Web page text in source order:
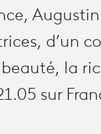
d’un
la
sur